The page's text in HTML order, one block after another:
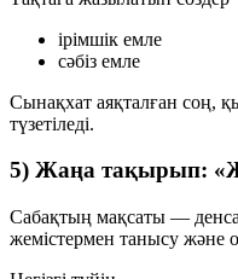
ірімшік емле
сәбіз емле
Сынақхат аяқталған соң,
түзетіледі.
5) Жаңа тақырып:
Сабақтың мақсаты —
жемістермен танысу және